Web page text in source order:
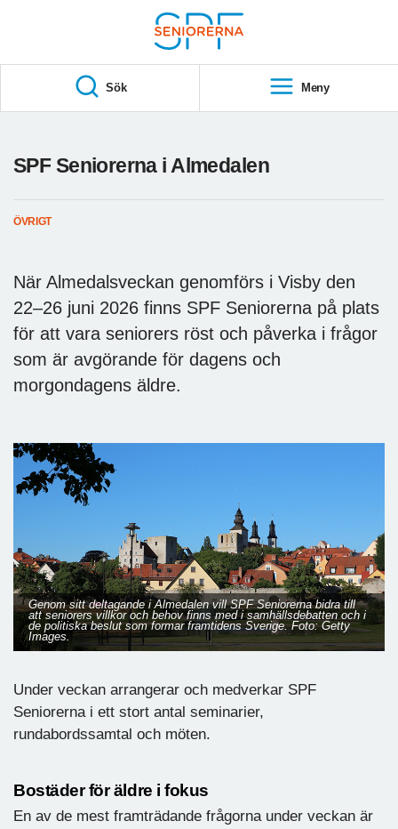
S
A
Sök Meny
SPF Seniorerna i Almedalen
ÖVRIGT
När Almedalsveckan genomförs i Visby den
22–26 juni 2026 finns SPF Seniorerna på plats
för att vara seniorers röst och påverka i frågor
som är avgörande för dagens och
morgondagens äldre.
Genom sitt deltagande i Almedalen vill SPF Seniorerna bidra till
att seniorers villkor och behov finns med i samhällsdebatten och i
de politiska beslut som formar framtidens Sverige. Foto: Getty
Images.
Under veckan arrangerar och medverkar SPF
Seniorerna i ett stort antal seminarier,
rundabordssamtal och möten.
Bostäder för äldre i fokus
En av de mest framträdande frågorna under veckan är